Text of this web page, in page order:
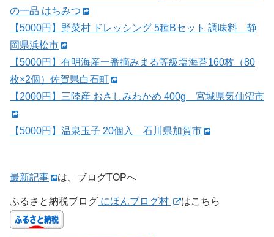
の一品 はちみつ
【5000円】野菜村 ドレッシング 5種Bセット 調味料 静
岡県浜松市
【5000円】有明海産一番摘みまる等級塩海苔160枚（80
枚×2個）佐賀県白石町
【2000円】三陸産 おさしみわかめ 400g 宮城県気仙沼市
【5000円】温泉玉子 20個入 石川県加賀市
最新記事 は、ブログTOPへ
ふるさと納税ブログ にほんブログ村 はこちら